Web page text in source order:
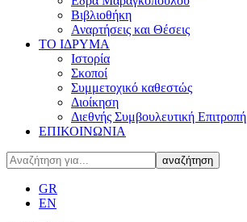
Βιβλιοθήκη
Αναρτήσεις και Θέσεις
ΤΟ ΙΔΡΥΜΑ
Ιστορία
Σκοποί
Συμμετοχικό καθεστώς
Διοίκηση
Διεθνής Συμβουλευτική Επιτροπή
ΕΠΙΚΟΙΝΩΝΙΑ
GR
EN